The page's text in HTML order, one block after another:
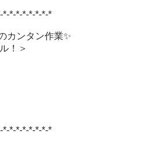
*-*-*-*-*-*-*-*
カンタン作業✨
！＞
*-*-*-*-*-*-*-*